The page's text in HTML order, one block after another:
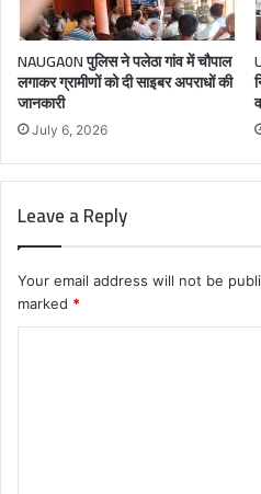
NAUGA0N पुलिस ने पलेठा गांव में चौपाल
लगाकर ग्रामीणों को दी साइबर अपराधों की
जानकारी
July 6, 2026
Leave a Reply
Your email address will not be
marked *